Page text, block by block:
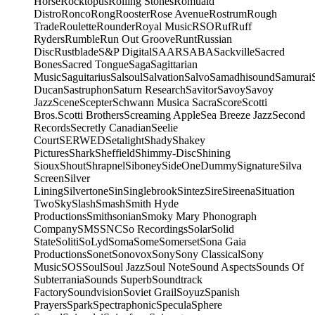
DistroRoncoRongRoosterRose AvenueRostrumRough
TradeRouletteRounderRoyal MusicRSORufRuff
RydersRumbleRun Out GrooveRuntRussian
DiscRustbladeS&P DigitalSAARSABASackvilleSacred
BonesSacred TongueSagaSagittarian
MusicSaguitariusSalsoulSalvationSalvoSamadhisoundSamurai
DucanSastruphonSaturn ResearchSavitorSavoySavoy
JazzSceneScepterSchwann Musica SacraScoreScotti
Bros.Scotti BrothersScreaming AppleSea Breeze JazzSecond
RecordsSecretly CanadianSeelie
CourtSERWEDSetalightShadyShakey
PicturesSharkSheffieldShimmy-DiscShining
SiouxShoutShrapnelSiboneySideOneDummySignatureSilva
ScreenSilver
LiningSilvertoneSinSinglebrookSintezSireSireenaSituation
TwoSkySlashSmashSmith Hyde
ProductionsSmithsonianSmoky Mary Phonograph
CompanySMSSNCSo RecordingsSolarSolid
StateSolitiSoLydSomaSomeSomersetSona Gaia
ProductionsSonetSonovoxSonySony ClassicalSony
MusicSOSSoulSoul JazzSoul NoteSound AspectsSounds Of
SubterraniaSounds SuperbSoundtrack
FactorySoundvisionSoviet GrailSoyuzSpanish
PrayersSparkSpectraphonicSpeculaSphere